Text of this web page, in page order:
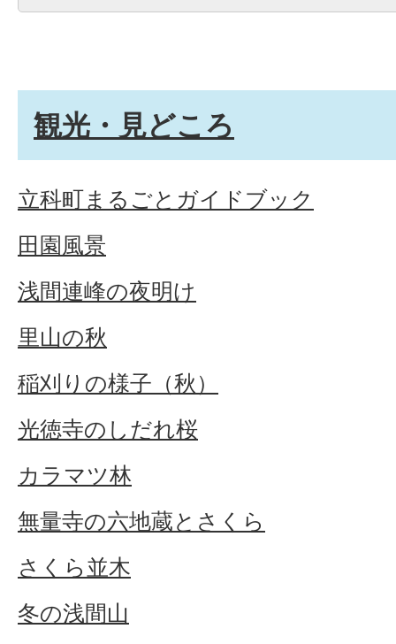
観光・見どころ
立科町まるごとガイドブック
田園風景
浅間連峰の夜明け
里山の秋
稲刈りの様子（秋）
光徳寺のしだれ桜
カラマツ林
無量寺の六地蔵とさくら
さくら並木
冬の浅間山